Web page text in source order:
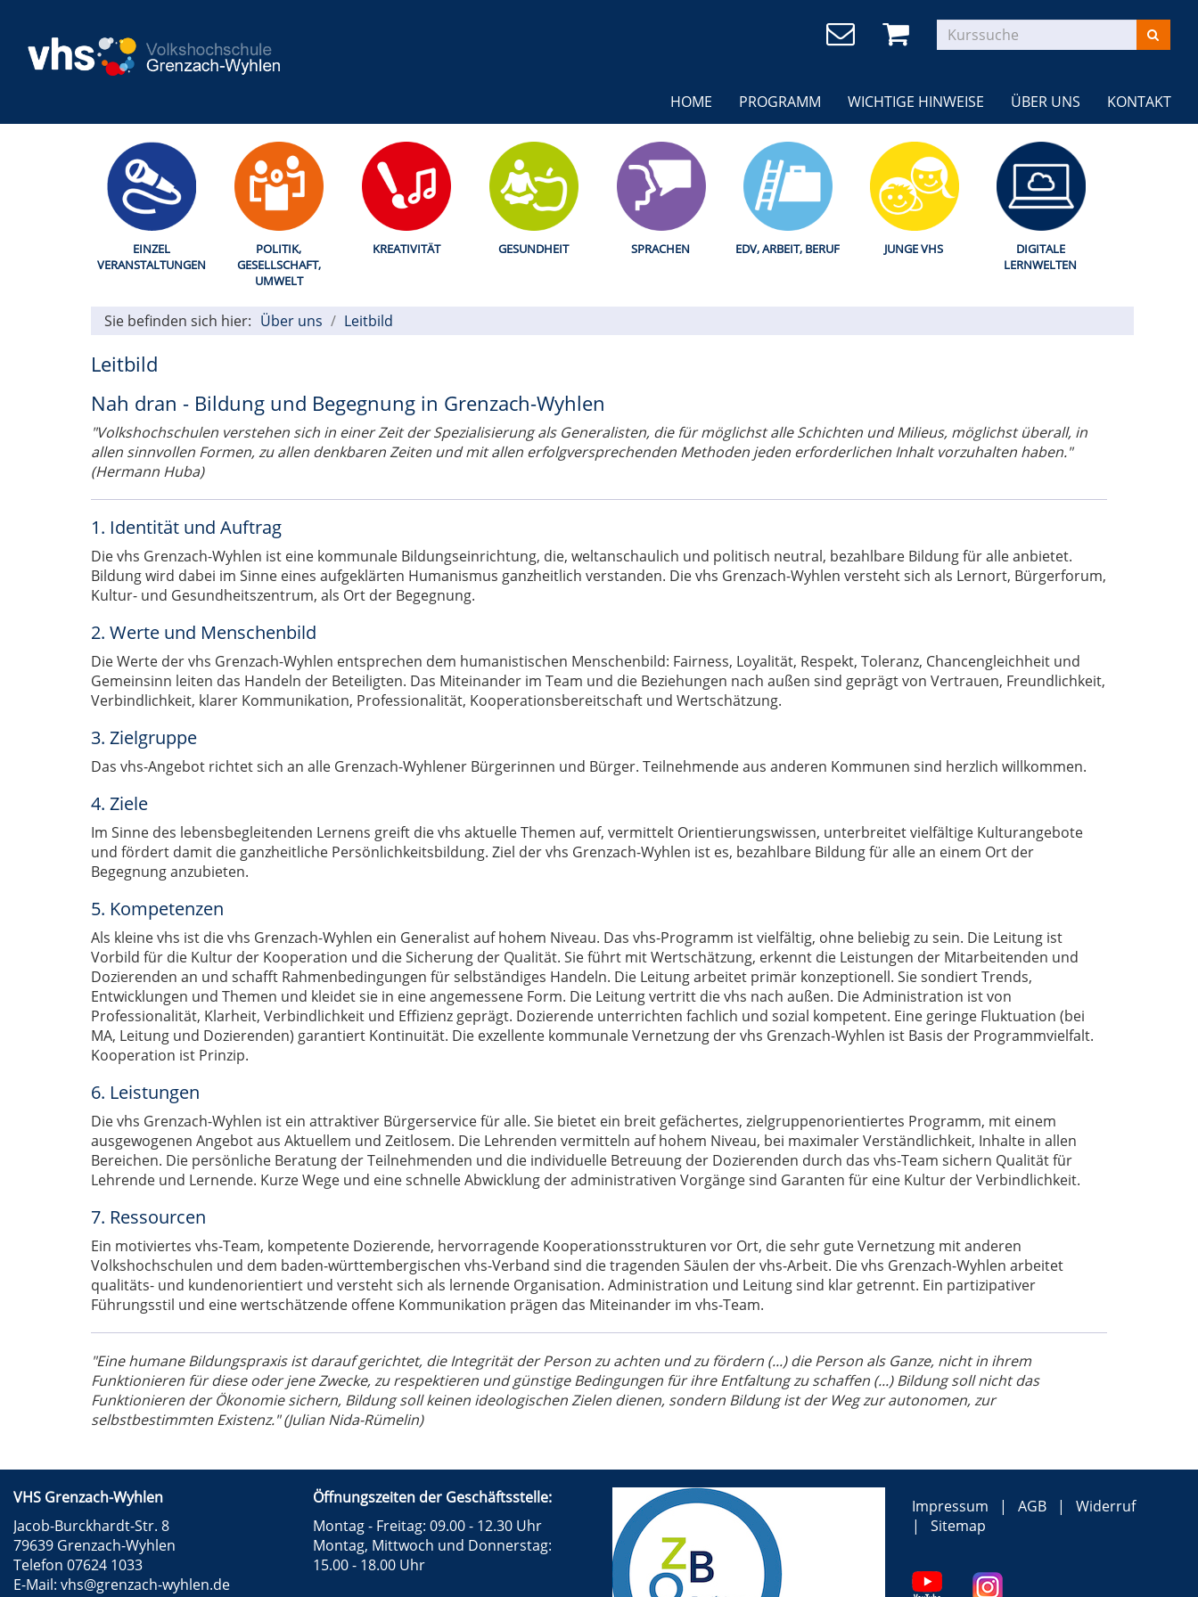
HOME PROGRAMM WICHTIGE HINWEISE ÜBER UNS KONTAKT
EINZEL
VERANSTALTUNGEN
POLITIK,
GESELLSCHAFT,
UMWELT
KREATIVITÄT GESUNDHEIT SPRACHEN EDV, ARBEIT, BERUF JUNGE VHS
DIGITALE
LERNWELTEN
Sie befinden sich hier: Über uns Leitbild
Leitbild
Nah dran - Bildung und Begegnung in Grenzach-Wyhlen
"Volkshochschulen verstehen sich in einer Zeit der Spezialisierung als Generalisten, die für möglichst alle Schichten und Milieus, möglichst überall, in
allen sinnvollen Formen, zu allen denkbaren Zeiten und mit allen erfolgversprechenden Methoden jeden erforderlichen Inhalt vorzuhalten haben."
(Hermann Huba)
1. Identität und Auftrag
Die vhs Grenzach-Wyhlen ist eine kommunale Bildungseinrichtung, die, weltanschaulich und politisch neutral, bezahlbare Bildung für alle anbietet.
Bildung wird dabei im Sinne eines aufgeklärten Humanismus ganzheitlich verstanden. Die vhs Grenzach-Wyhlen versteht sich als Lernort, Bürgerforum,
Kultur- und Gesundheitszentrum, als Ort der Begegnung.
2. Werte und Menschenbild
Die Werte der vhs Grenzach-Wyhlen entsprechen dem humanistischen Menschenbild: Fairness, Loyalität, Respekt, Toleranz, Chancengleichheit und
Gemeinsinn leiten das Handeln der Beteiligten. Das Miteinander im Team und die Beziehungen nach außen sind geprägt von Vertrauen, Freundlichkeit,
Verbindlichkeit, klarer Kommunikation, Professionalität, Kooperationsbereitschaft und Wertschätzung.
3. Zielgruppe
Das vhs-Angebot richtet sich an alle Grenzach-Wyhlener Bürgerinnen und Bürger. Teilnehmende aus anderen Kommunen sind herzlich willkommen.
4. Ziele
Im Sinne des lebensbegleitenden Lernens greift die vhs aktuelle Themen auf, vermittelt Orientierungswissen, unterbreitet vielfältige Kulturangebote
und fördert damit die ganzheitliche Persönlichkeitsbildung. Ziel der vhs Grenzach-Wyhlen ist es, bezahlbare Bildung für alle an einem Ort der
Begegnung anzubieten.
5. Kompetenzen
Als kleine vhs ist die vhs Grenzach-Wyhlen ein Generalist auf hohem Niveau. Das vhs-Programm ist vielfältig, ohne beliebig zu sein. Die Leitung ist
Vorbild für die Kultur der Kooperation und die Sicherung der Qualität. Sie führt mit Wertschätzung, erkennt die Leistungen der Mitarbeitenden und
Dozierenden an und schafft Rahmenbedingungen für selbständiges Handeln. Die Leitung arbeitet primär konzeptionell. Sie sondiert Trends,
Entwicklungen und Themen und kleidet sie in eine angemessene Form. Die Leitung vertritt die vhs nach außen. Die Administration ist von
Professionalität, Klarheit, Verbindlichkeit und Effizienz geprägt. Dozierende unterrichten fachlich und sozial kompetent. Eine geringe Fluktuation (bei
MA, Leitung und Dozierenden) garantiert Kontinuität. Die exzellente kommunale Vernetzung der vhs Grenzach-Wyhlen ist Basis der Programmvielfalt.
Kooperation ist Prinzip.
6. Leistungen
Die vhs Grenzach-Wyhlen ist ein attraktiver Bürgerservice für alle. Sie bietet ein breit gefächertes, zielgruppenorientiertes Programm, mit einem
ausgewogenen Angebot aus Aktuellem und Zeitlosem. Die Lehrenden vermitteln auf hohem Niveau, bei maximaler Verständlichkeit, Inhalte in allen
Bereichen. Die persönliche Beratung der Teilnehmenden und die individuelle Betreuung der Dozierenden durch das vhs-Team sichern Qualität für
Lehrende und Lernende. Kurze Wege und eine schnelle Abwicklung der administrativen Vorgänge sind Garanten für eine Kultur der Verbindlichkeit.
7. Ressourcen
Ein motiviertes vhs-Team, kompetente Dozierende, hervorragende Kooperationsstrukturen vor Ort, die sehr gute Vernetzung mit anderen
Volkshochschulen und dem baden-württembergischen vhs-Verband sind die tragenden Säulen der vhs-Arbeit. Die vhs Grenzach-Wyhlen arbeitet
qualitäts- und kundenorientiert und versteht sich als lernende Organisation. Administration und Leitung sind klar getrennt. Ein partizipativer
Führungsstil und eine wertschätzende offene Kommunikation prägen das Miteinander im vhs-Team.
"Eine humane Bildungspraxis ist darauf gerichtet, die Integrität der Person zu achten und zu fördern (...) die Person als Ganze, nicht in ihrem
Funktionieren für diese oder jene Zwecke, zu respektieren und günstige Bedingungen für ihre Entfaltung zu schaffen (...) Bildung soll nicht das
Funktionieren der Ökonomie sichern, Bildung soll keinen ideologischen Zielen dienen, sondern Bildung ist der Weg zur autonomen, zur
selbstbestimmten Existenz." (Julian Nida-Rümelin)
VHS Grenzach-Wyhlen
Jacob-Burckhardt-Str. 8
79639 Grenzach-Wyhlen
Telefon 07624 1033
E-Mail: vhs@grenzach-wyhlen.de
Öffnungszeiten der Geschäftsstelle:
Montag - Freitag: 09.00 - 12.30 Uhr
Montag, Mittwoch und Donnerstag:
15.00 - 18.00 Uhr
Impressum AGB
Widerruf
Sitemap